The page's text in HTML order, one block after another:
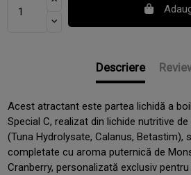
Descriere
Acest atractant este partea lichidă a
Special C, realizat din lichide nutritive
(Tuna Hydrolysate, Calanus, Betastim),
completate cu aroma puternică de
Cranberry, personalizată exclusiv